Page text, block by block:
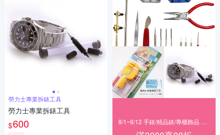
勞力士專業拆錶工具
勞力士專業拆錶工具
$600